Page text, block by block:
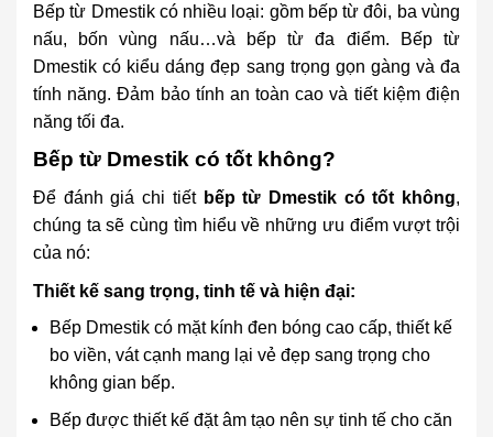
Bếp từ Dmestik có nhiều loại: gồm bếp từ đôi, ba vùng
nấu, bốn vùng nấu…và bếp từ đa điểm. Bếp từ
Dmestik có kiểu dáng đẹp sang trọng gọn gàng và đa
tính năng. Đảm bảo tính an toàn cao và tiết kiệm điện
năng tối đa.
Bếp từ Dmestik có tốt không?
Để đánh giá chi tiết bếp từ Dmestik có tốt không,
chúng ta sẽ cùng tìm hiểu về những ưu điểm vượt trội
của nó:
Thiết kế sang trọng, tinh tế và hiện đại:
Bếp Dmestik có mặt kính đen bóng cao cấp, thiết kế
bo viền, vát cạnh mang lại vẻ đẹp sang trọng cho
không gian bếp.
Bếp được thiết kế đặt âm tạo nên sự tinh tế cho căn